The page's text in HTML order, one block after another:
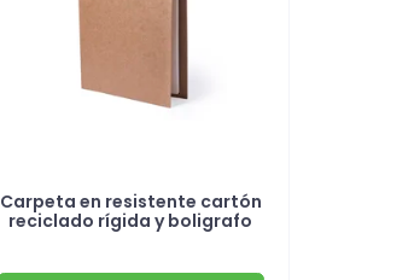
Carpeta en resistente cartón
reciclado rígida y boligrafo